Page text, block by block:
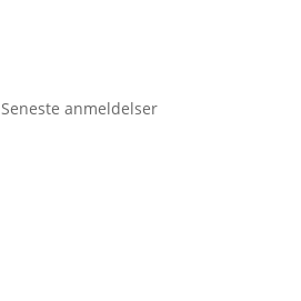
Seneste anmeldelser